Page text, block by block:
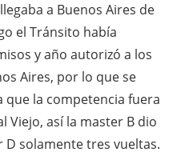
a Buenos Aires de
el Tránsito había
y año autorizó a los
Aires, por lo que se
que la competencia fuera
Viejo, así la master B dio
solamente tres vueltas.